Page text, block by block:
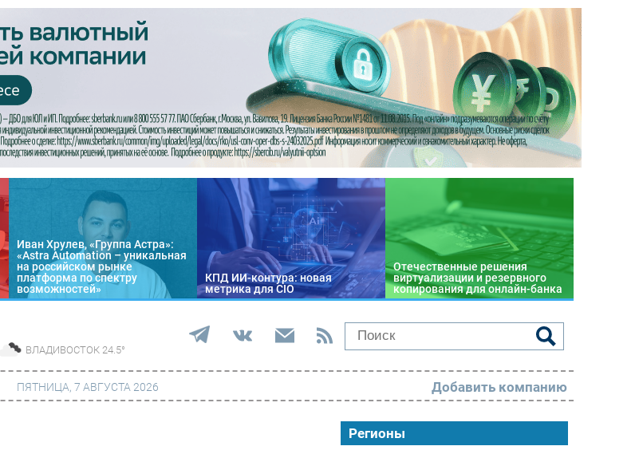
Иван Хрулев, «Группа Астра»:
«Astra Automation – уникальная
на российском рынке
платформа по спектру
возможностей»
КПД ИИ-контура: новая
метрика для CIO
Отечественные решения
виртуализации и резервного
копирования для онлайн-банка
ВЛАДИВОСТОК 24.5°
РАЗДЕЛЫ
ПЯТНИЦА, 7 АВГУСТА 2026 Добавить компанию
Регионы